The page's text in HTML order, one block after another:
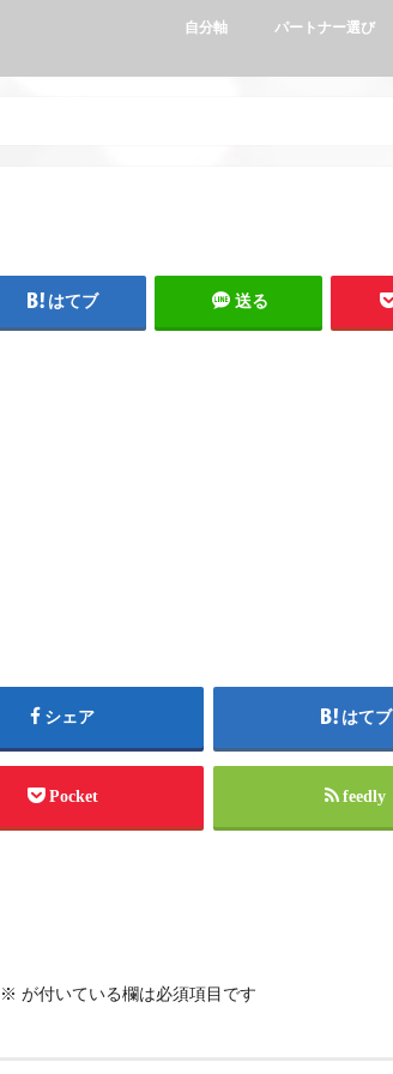
自分軸 パートナー選び
はてブ 送る
シェア はてブ
Pocket feedly
※ が付いている欄は必須項目です